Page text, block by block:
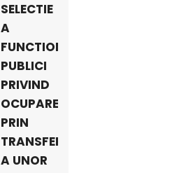
SELECTIE
A
FUNCTIONARILOR
PUBLICI
PRIVIND
OCUPAREA
PRIN
TRANSFER
A UNOR